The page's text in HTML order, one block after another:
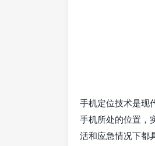
手机定位技术是现
手机所处的位置，
活和应急情况下都